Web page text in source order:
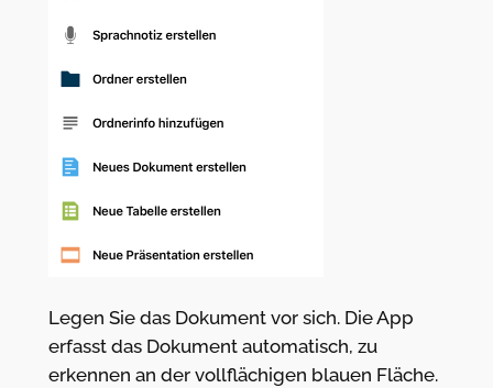
Legen Sie das Dokument vor sich. Die App
erfasst das Dokument automatisch, zu
erkennen an der vollflächigen blauen Fläche.